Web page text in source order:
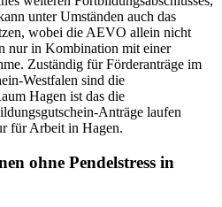
unter Umständen auch das
wobei die AEVO allein nicht
nur in Kombination mit einer
Zuständig für Förderanträge im
Westfalen sind die
Hagen ist das die
Anträge laufen
für Arbeit in Hagen.
ohne Pendelstress in